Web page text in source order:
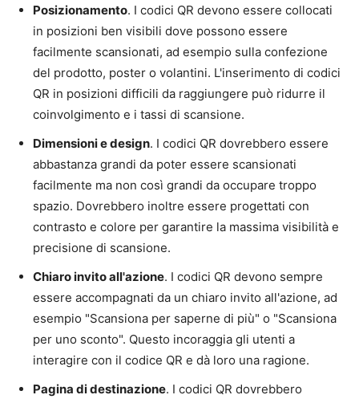
Posizionamento. I codici QR devono essere collocati
in posizioni ben visibili dove possono essere
facilmente scansionati, ad esempio sulla confezione
del prodotto, poster o volantini. L'inserimento di codici
QR in posizioni difficili da raggiungere può ridurre il
coinvolgimento e i tassi di scansione.
Dimensioni e design. I codici QR dovrebbero essere
abbastanza grandi da poter essere scansionati
facilmente ma non così grandi da occupare troppo
spazio. Dovrebbero inoltre essere progettati con
contrasto e colore per garantire la massima visibilità e
precisione di scansione.
Chiaro invito all'azione. I codici QR devono sempre
essere accompagnati da un chiaro invito all'azione, ad
esempio "Scansiona per saperne di più" o "Scansiona
per uno sconto". Questo incoraggia gli utenti a
interagire con il codice QR e dà loro una ragione.
Pagina di destinazione. I codici QR dovrebbero